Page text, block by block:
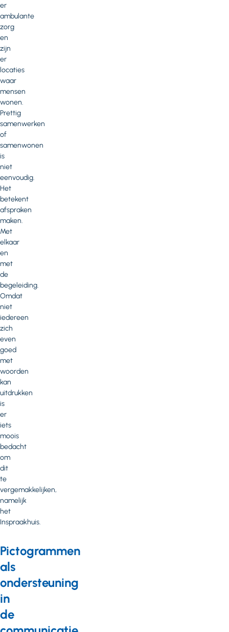
er
ambulante
zorg
en
zijn
er
locaties
waar
mensen
wonen.
Prettig
samenwerken
of
samenwonen
is
niet
eenvoudig.
Het
betekent
afspraken
maken.
Met
elkaar
en
met
de
begeleiding.
Omdat
niet
iedereen
zich
even
goed
met
woorden
kan
uitdrukken
is
er
iets
moois
bedacht
om
dit
te
vergemakkelijken,
namelijk
het
Inspraakhuis.
Pictogrammen
als
ondersteuning
in
de